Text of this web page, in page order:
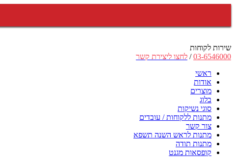
שירות לקוחות
03-6546000
/ לחצו ליצירת קשר
ראשי
אודות
מוצרים
בלוג
סוגי נשיקות
מתנות ללקוחות / עובדים
צור קשר
מתנות לראש השנה תשפא
מתנות תודה
קופסאות מגנט